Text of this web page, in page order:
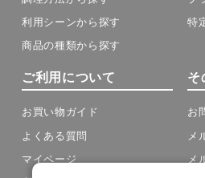
利用シーンから探す
商品の種類から探す
特
ご利用について
お買い物ガイド
よくある質問
マイページ
そ
お
メ
メ